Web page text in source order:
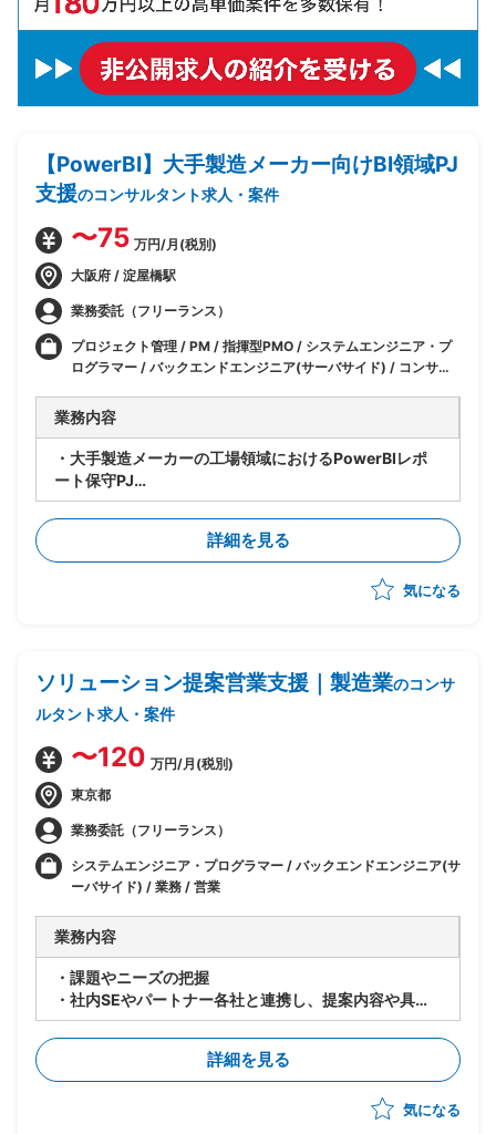
【PowerBI】大手製造メーカー向けBI領域PJ
支援のコンサルタント求人・案件
〜75 万円/月(税別)
大阪府 / 淀屋橋駅
業務委託（フリーランス）
プロジェクト管理 / PM / 指揮型PMO / システムエンジニア・プ
ログラマー / バックエンドエンジニア(サーバサイド) / コンサ
/ IT / CRM/SFA/BI
業務内容
・大手製造メーカーの工場領域におけるPowerBIレポ
ート保守PJ
・PowerBIとSQL Serverの実務をメインとしたスキル
で要員募集中
・主に下記業務を担っていただく予定
-PowerBIレポートに関する保守作業
-PowerBIスキルを用いた既存レポートの調査及び改修
-定期運用、問合せへの調査回答、変更、障害対応
-保守作業のための顧客との打合せ対応(資料作成、会議
参加含む)
・今回0.9人月にて1案件(メンバ的な役割)、0.1人月に
て顧客フロント対応(リーダー的な役割)を想定している
状況
詳細を見る
気になる
ソリューション提案営業支援｜製造業のコンサ
ルタント求人・案件
〜120 万円/月(税別)
東京都
業務委託（フリーランス）
システムエンジニア・プログラマー / バックエンドエンジニア(サ
ーバサイド) / 業務 / 営業
業務内容
・課題やニーズの把握
・社内SEやパートナー各社と連携し、提案内容や具体
化・調整の実施
・見積書・提案書の作成、およびプレゼンテーションの
・トラブル発生時の問い合わせ対応
・事業計画数値に対する進捗管理および課題把握
詳細を見る
気になる